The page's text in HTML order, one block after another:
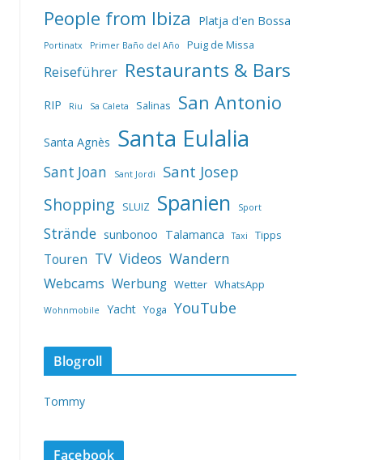
People from Ibiza Platja d'en Bossa
Portinatx Primer Baño del Año Puig de Missa
Reiseführer Restaurants & Bars
RIP Riu Sa Caleta Salinas San Antonio
Santa Agnès Santa Eulalia
Sant Joan Sant Jordi Sant Josep
Shopping SLUIZ Spanien Sport
Strände sunbonoo Talamanca Taxi Tipps
Touren TV Videos Wandern
Webcams Werbung Wetter WhatsApp
Wohnmobile Yacht Yoga YouTube
Blogroll
Tommy
Facebook